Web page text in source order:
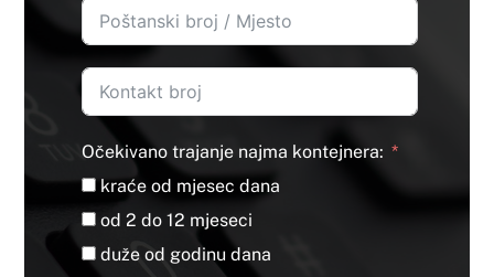
Očekivano trajanje najma kontejnera:
kraće od mjesec dana
od 2 do 12 mjeseci
duže od godinu dana